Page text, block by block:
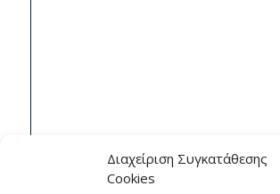
Διαχείριση Συγκατάθεσης
Cookies